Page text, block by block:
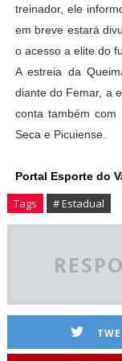
treinador, ele
em breve estará
o acesso a elite do
A estreia da
diante do Femar, a
conta também com
Seca e Picuiense.
Portal Esporte do
Tags # Estadual